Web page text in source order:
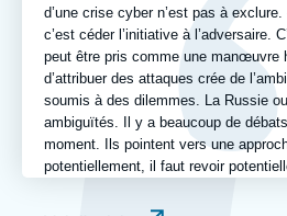
d’une crise cyber n’est pas à
c’est céder l’initiative à l’adversaire.
peut être pris comme une manœuvre
d’attribuer des attaques crée de
soumis à des dilemmes. La Russie
ambiguïtés. Il y a beaucoup de
moment. Ils pointent vers une
potentiellement, il faut revoir